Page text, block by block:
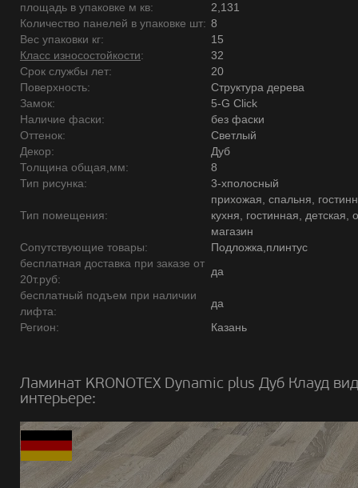
площадь в упаковке м кв:
2,131
Количество панелей в упаковке шт: 8
Вес упаковки кг:
15
Класс износостойкости:
32
Срок службы лет:
20
Поверхность:
Структура дерева
Замок:
5-G Click
Наличие фаски:
без фаски
Оттенок:
Светлый
Декор:
Дуб
Толщина общая,мм:
8
Тип рисунка:
3-хполосный
Тип помещения:
прихожая, спальня,
кухня, гостинная, детская,
магазин
Сопутствующие товары:
Подложка,плинтус
бесплатная доставка при заказе от
20т.руб:
да
бесплатный подъем при наличии
лифта:
да
Регион:
Казань
Ламинат KRONOTEX Dynamic plus Дуб Клауд
интерьере: